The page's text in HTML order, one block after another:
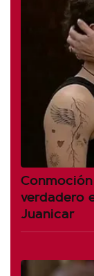
verdadero
Juanicar